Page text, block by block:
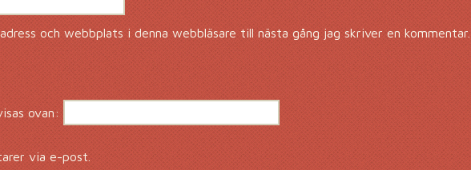
och webbplats i denna webbläsare till nästa gång jag skriver en kommentar.
ovan:
via e-post.